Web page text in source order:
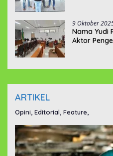
9 Oktober
Nama Yudi
Aktor
ARTIKEL
Opini, Editorial, Feature,